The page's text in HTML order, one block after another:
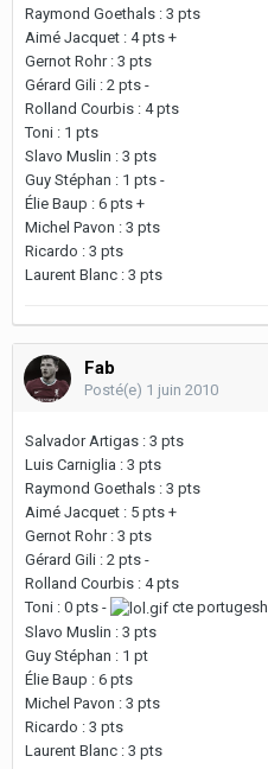
Raymond Goethals : 3 pts
Aimé Jacquet : 4 pts +
Gernot Rohr : 3 pts
Gérard Gili : 2 pts -
Rolland Courbis : 4 pts
Toni : 1 pts
Slavo Muslin : 3 pts
Guy Stéphan : 1 pts -
Élie Baup : 6 pts +
Michel Pavon : 3 pts
Ricardo : 3 pts
Laurent Blanc : 3 pts
Fab
Posté(e) 1 juin 2010
Salvador Artigas : 3 pts
Luis Carniglia : 3 pts
Raymond Goethals : 3 pts
Aimé Jacquet : 5 pts +
Gernot Rohr : 3 pts
Gérard Gili : 2 pts -
Rolland Courbis : 4 pts
Toni : 0 pts -
cte portugesh
Slavo Muslin : 3 pts
Guy Stéphan : 1 pt
Élie Baup : 6 pts
Michel Pavon : 3 pts
Ricardo : 3 pts
Laurent Blanc : 3 pts